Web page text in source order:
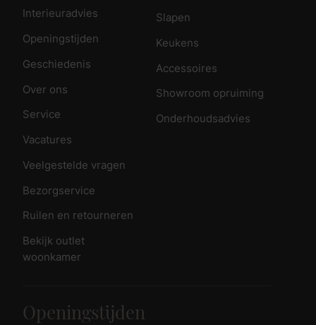
Interieuradvies
Openingstijden
Geschiedenis
Over ons
Service
Vacatures
Veelgestelde vragen
Bezorgservice
Ruilen en retourneren
Bekijk outlet
woonkamer
Slapen
Keukens
Accessoires
Showroom opruiming
Onderhoudsadvies
Openingstijden